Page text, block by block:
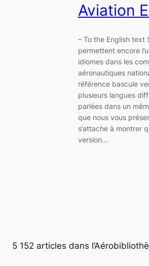
Aviation
– To the English text
permettent encore
idiomes dans les
aéronautiques
référence bascule
plusieurs langues
parlées dans un
que nous vous
s’attache à montrer
version…
5 152 articles dans